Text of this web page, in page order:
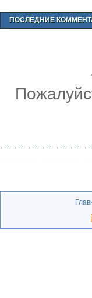
ПОСЛЕДНИЕ